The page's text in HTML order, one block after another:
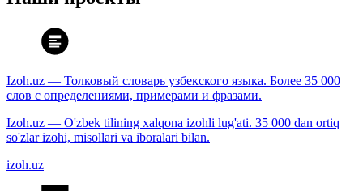
Izoh.uz — Толковый словарь узбекского языка. Более 35 000
слов с определениями, примерами и фразами.
Izoh.uz — O'zbek tilining xalqona izohli lug'ati. 35 000 dan ortiq
so'zlar izohi, misollari va iboralari bilan.
izoh.uz